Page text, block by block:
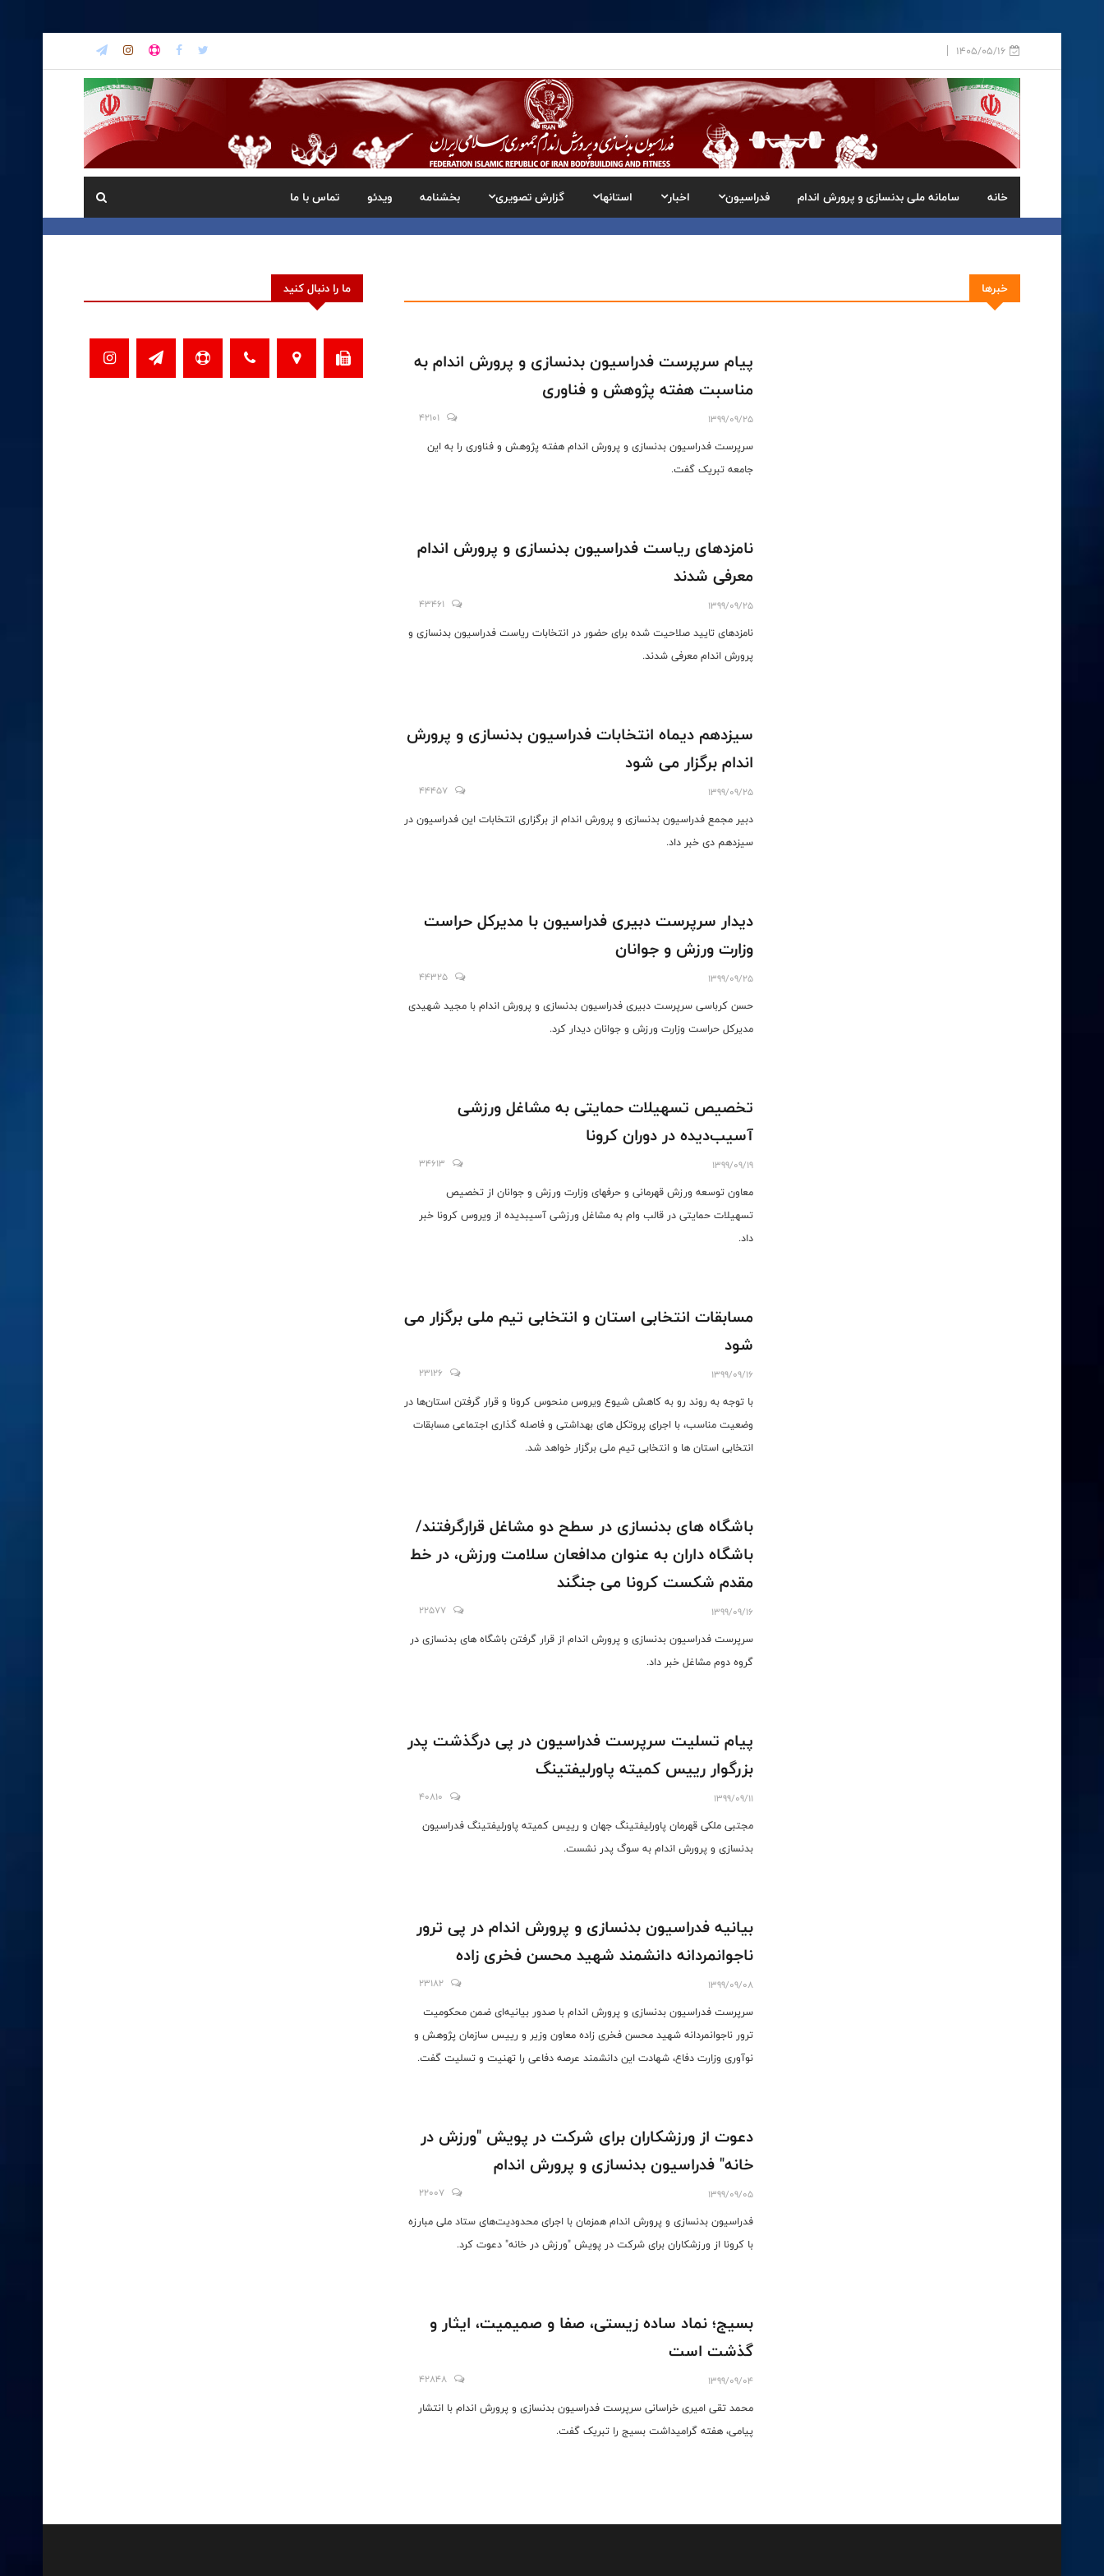
1405/05/16
خانه سامانه ملی بدنسازی و پرورش اندام فدراسیون اخبار استانها گزارش تصویری بخشنامه ویدئو تماس با ما
خبرها
پیام سرپرست فدراسیون بدنسازی و پرورش اندام به
مناسبت هفته پژوهش و فناوری
1399/09/25
42101
سرپرست فدراسیون بدنسازی و پرورش اندام هفته پژوهش و فناوری را به این
جامعه تبریک گفت.
نامزدهای ریاست فدراسیون بدنسازی و پرورش اندام
معرفی شدند
1399/09/25
43461
نامزدهای تایید صلاحیت شده برای حضور در انتخابات ریاست فدراسیون بدنسازی و
پرورش اندام معرفی شدند.
سیزدهم دیماه انتخابات فدراسیون بدنسازی و پرورش
اندام برگزار می شود
1399/09/25
44457
دبیر مجمع فدراسیون بدنسازی و پرورش اندام از برگزاری انتخابات این فدراسیون در
سیزدهم دی خبر داد.
دیدار سرپرست دبیری فدراسیون با مدیرکل حراست
وزارت ورزش و جوانان
1399/09/25
44325
حسن کرباسی سرپرست دبیری فدراسیون بدنسازی و پرورش اندام با مجید شهیدی
مدیرکل حراست وزارت ورزش و جوانان دیدار کرد.
تخصیص تسهیلات حمایتی به مشاغل ورزشی
آسیب‌دیده در دوران کرونا
1399/09/19
34613
معاون توسعه ورزش قهرمانی و حرفهای وزارت ورزش و جوانان از تخصیص
تسهیلات حمایتی در قالب وام به مشاغل ورزشی آسیبدیده از ویروس کرونا خبر
داد.
مسابقات انتخابی استان و انتخابی تیم ملی برگزار می
شود
1399/09/16
23126
با توجه به روند رو به کاهش شیوع ویروس منحوس کرونا و قرار گرفتن استان‌ها در
وضعیت مناسب، با اجرای پروتکل های بهداشتی و فاصله گذاری اجتماعی مسابقات
انتخابی استان ها و انتخابی تیم ملی برگزار خواهد شد.
باشگاه های بدنسازی در سطح دو مشاغل قرارگرفتند/
باشگاه داران به عنوان مدافعان سلامت ورزش، در خط
مقدم شکست کرونا می جنگند
1399/09/16
22577
سرپرست فدراسیون بدنسازی و پرورش اندام از قرار گرفتن باشگاه های بدنسازی در
گروه دوم مشاغل خبر داد.
پیام تسلیت سرپرست فدراسیون در پی درگذشت پدر
بزرگوار رییس کمیته پاورلیفتینگ
1399/09/11
40810
مجتبی ملکی قهرمان پاورلیفتینگ جهان و رییس کمیته پاورلیفتینگ فدراسیون
بدنسازی و پرورش اندام به سوگ پدر نشست.
بیانیه فدراسیون بدنسازی و پرورش اندام در پی ترور
ناجوانمردانه دانشمند شهید محسن فخری زاده
1399/09/08
23182
سرپرست فدراسیون بدنسازی و پرورش اندام با صدور بیانیه‌ای ضمن محکومیت
ترور ناجوانمردانه شهید محسن فخری زاده معاون ‌وزیر و رییس سازمان پژوهش و
نوآوری وزارت دفاع، شهادت این دانشمند عرصه دفاعی را تهنیت و تسلیت گفت.
دعوت از ورزشکاران برای شرکت در پویش "ورزش در
خانه" فدراسیون بدنسازی و پرورش اندام
1399/09/05
22007
فدراسیون بدنسازی و پرورش اندام همزمان با اجرای محدودیت‌های ستاد ملی مبارزه
با کرونا از ورزشکاران برای شرکت در پویش "ورزش در خانه" دعوت کرد.
بسیج؛ نماد ساده زیستی، صفا و صمیمیت، ایثار و
گذشت است
1399/09/04
42848
محمد تقی امیری خراسانی سرپرست فدراسیون بدنسازی و پرورش اندام با انتشار
پیامی، هفته گرامیداشت بسیج را تبریک گفت.
ما را دنبال کنید